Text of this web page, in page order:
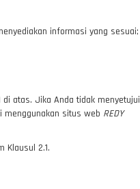
informasi yang sesuai;
atas. Jika Anda tidak menyetujui
menggunakan situs web REDY
Klausul 2.1.